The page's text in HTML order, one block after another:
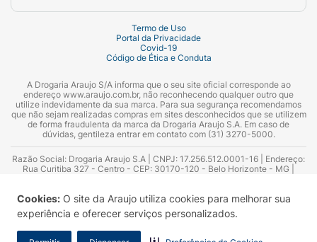
Cookies: O site da Araujo utiliza cookies para melhorar sua
experiência e oferecer serviços personalizados.
Termo de Uso
Portal da Privacidade
Covid-19
Código de Ética e Conduta
A Drogaria Araujo S/A informa que o seu site oficial corresponde ao
endereço www.araujo.com.br, não reconhecendo qualquer outro que
utilize indevidamente da sua marca. Para sua segurança recomendamos
que não sejam realizadas compras em sites desconhecidos que se utilizem
de forma fraudulenta da marca da Drogaria Araujo S.A. Em caso de
dúvidas, gentileza entrar em contato com (31) 3270-5000.
Razão Social: Drogaria Araujo S.A | CNPJ: 17.256.512.0001-16 | Endereço:
Rua Curitiba 327 - Centro - CEP: 30170-120 - Belo Horizonte - MG |
Azevedo Guimarães – CRF 10.965 | Yasmin Silva Alvarenga – CRF 52.584 -
Consultor substituto: Thiago Aguiar Pinheiro - CRF Nº 13.748. Alvará
Sanitário: 2025020713 | Autorização de Funcionamento da Empresa (AFE):